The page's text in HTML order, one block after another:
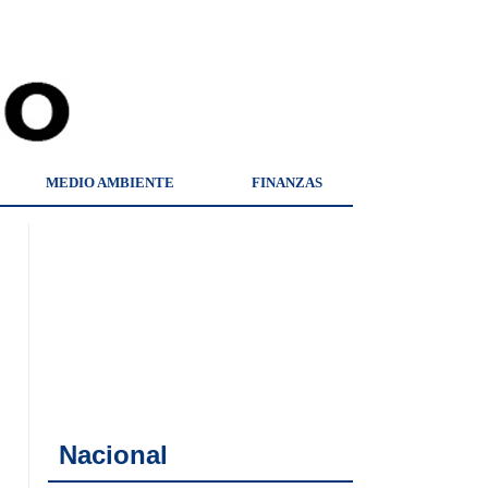
MEDIO AMBIENTE FINANZAS
Nacional